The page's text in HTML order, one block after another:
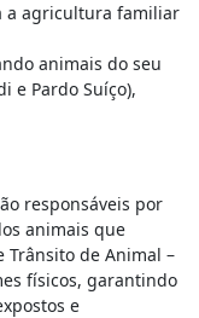
a agricultura familiar
animais do seu
e Pardo Suíço),
responsáveis por
animais que
Trânsito de Animal –
físicos, garantindo
e